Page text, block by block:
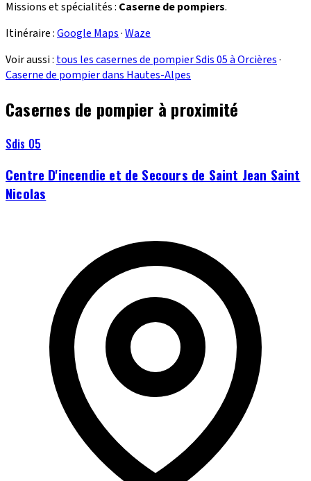
Missions et spécialités : Caserne de pompiers.
Itinéraire :Google Maps·Waze
Voir aussi : tous les casernes de pompier Sdis 05 à Orcières·
Caserne de pompier dans Hautes-Alpes
Casernes de pompier à proximité
Sdis 05
Centre D'incendie et de Secours de Saint Jean Saint
Nicolas